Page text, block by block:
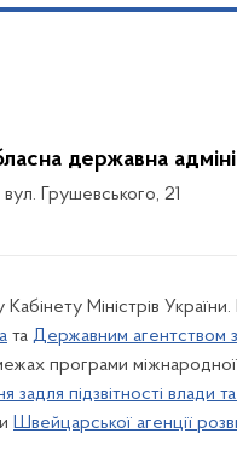
державна
вул. Грушевського, 21
Кабінету Міністрів
та Державним агентством
програми
підзвітності влади
Швейцарської агенції